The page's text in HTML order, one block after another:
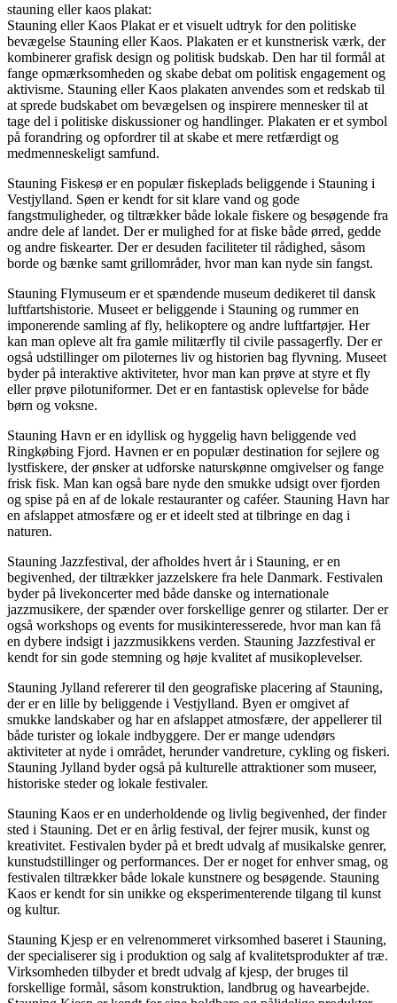
stauning eller kaos plakat:
Stauning eller Kaos Plakat er et visuelt udtryk for den politiske
bevægelse Stauning eller Kaos. Plakaten er et kunstnerisk værk, der
kombinerer grafisk design og politisk budskab. Den har til formål at
fange opmærksomheden og skabe debat om politisk engagement og
aktivisme. Stauning eller Kaos plakaten anvendes som et redskab til
at sprede budskabet om bevægelsen og inspirere mennesker til at
tage del i politiske diskussioner og handlinger. Plakaten er et symbol
på forandring og opfordrer til at skabe et mere retfærdigt og
medmenneskeligt samfund.
Stauning Fiskesø er en populær fiskeplads beliggende i Stauning i
Vestjylland. Søen er kendt for sit klare vand og gode
fangstmuligheder, og tiltrækker både lokale fiskere og besøgende fra
andre dele af landet. Der er mulighed for at fiske både ørred, gedde
og andre fiskearter. Der er desuden faciliteter til rådighed, såsom
borde og bænke samt grillområder, hvor man kan nyde sin fangst.
Stauning Flymuseum er et spændende museum dedikeret til dansk
luftfartshistorie. Museet er beliggende i Stauning og rummer en
imponerende samling af fly, helikoptere og andre luftfartøjer. Her
kan man opleve alt fra gamle militærfly til civile passagerfly. Der er
også udstillinger om piloternes liv og historien bag flyvning. Museet
byder på interaktive aktiviteter, hvor man kan prøve at styre et fly
eller prøve pilotuniformer. Det er en fantastisk oplevelse for både
børn og voksne.
Stauning Havn er en idyllisk og hyggelig havn beliggende ved
Ringkøbing Fjord. Havnen er en populær destination for sejlere og
lystfiskere, der ønsker at udforske naturskønne omgivelser og fange
frisk fisk. Man kan også bare nyde den smukke udsigt over fjorden
og spise på en af de lokale restauranter og caféer. Stauning Havn har
en afslappet atmosfære og er et ideelt sted at tilbringe en dag i
naturen.
Stauning Jazzfestival, der afholdes hvert år i Stauning, er en
begivenhed, der tiltrækker jazzelskere fra hele Danmark. Festivalen
byder på livekoncerter med både danske og internationale
jazzmusikere, der spænder over forskellige genrer og stilarter. Der er
også workshops og events for musikinteresserede, hvor man kan få
en dybere indsigt i jazzmusikkens verden. Stauning Jazzfestival er
kendt for sin gode stemning og høje kvalitet af musikoplevelser.
Stauning Jylland refererer til den geografiske placering af Stauning,
der er en lille by beliggende i Vestjylland. Byen er omgivet af
smukke landskaber og har en afslappet atmosfære, der appellerer til
både turister og lokale indbyggere. Der er mange udendørs
aktiviteter at nyde i området, herunder vandreture, cykling og fiskeri.
Stauning Jylland byder også på kulturelle attraktioner som museer,
historiske steder og lokale festivaler.
Stauning Kaos er en underholdende og livlig begivenhed, der finder
sted i Stauning. Det er en årlig festival, der fejrer musik, kunst og
kreativitet. Festivalen byder på et bredt udvalg af musikalske genrer,
kunstudstillinger og performances. Der er noget for enhver smag, og
festivalen tiltrækker både lokale kunstnere og besøgende. Stauning
Kaos er kendt for sin unikke og eksperimenterende tilgang til kunst
og kultur.
Stauning Kjesp er en velrenommeret virksomhed baseret i Stauning,
der specialiserer sig i produktion og salg af kvalitetsprodukter af træ.
Virksomheden tilbyder et bredt udvalg af kjesp, der bruges til
forskellige formål, såsom konstruktion, landbrug og havearbejde.